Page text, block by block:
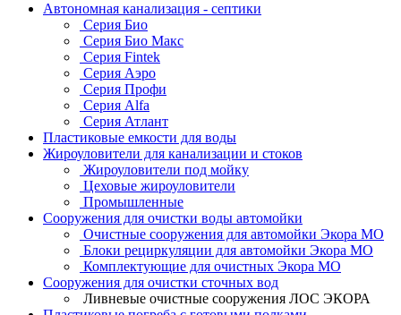
Автономная канализация - септики
Серия Био
Серия Био Макс
Серия Fintek
Серия Аэро
Серия Профи
Серия Alfa
Серия Атлант
Пластиковые емкости для воды
Жироуловители для канализации и стоков
Жироуловители под мойку
Цеховые жироуловители
Промышленные
Сооружения для очистки воды автомойки
Очистные сооружения для автомойки Экора МО
Блоки рециркуляции для автомойки Экора МО
Комплектующие для очистных Экора МО
Сооружения для очистки сточных вод
Ливневые очистные сооружения ЛОС ЭКОРА